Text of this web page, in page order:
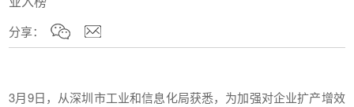
分享：
3月9日，从深圳市工业和信息化局获悉，为加强对企业扩产增效